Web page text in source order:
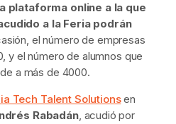
plataforma online a la que
a la Feria podrán
el número de empresas
y el número de alumnos que
a más de 4000.
Tech Talent Solutionsen
Rabadán, acudió por